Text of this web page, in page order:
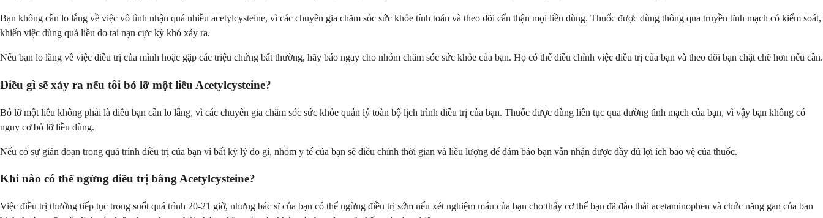
Bạn không cần lo lắng về việc vô tình nhận quá nhiều acetylcysteine, vì các chuyên gia chăm sóc sức khỏe tính toán và theo dõi cẩn thận mọi liều dùng. Thuốc được dùng thông qua truyền tĩnh mạch có kiểm soát,
khiến việc dùng quá liều do tai nạn cực kỳ khó xảy ra.
Nếu bạn lo lắng về việc điều trị của mình hoặc gặp các triệu chứng bất thường, hãy báo ngay cho nhóm chăm sóc sức khỏe của bạn. Họ có thể điều chỉnh việc điều trị của bạn và theo dõi bạn chặt chẽ hơn nếu cần.
Điều gì sẽ xảy ra nếu tôi bỏ lỡ một liều Acetylcysteine?
Bỏ lỡ một liều không phải là điều bạn cần lo lắng, vì các chuyên gia chăm sóc sức khỏe quản lý toàn bộ lịch trình điều trị của bạn. Thuốc được dùng liên tục qua đường tĩnh mạch của bạn, vì vậy bạn không có
nguy cơ bỏ lỡ liều dùng.
Nếu có sự gián đoạn trong quá trình điều trị của bạn vì bất kỳ lý do gì, nhóm y tế của bạn sẽ điều chỉnh thời gian và liều lượng để đảm bảo bạn vẫn nhận được đầy đủ lợi ích bảo vệ của thuốc.
Khi nào có thể ngừng điều trị bằng Acetylcysteine?
Việc điều trị thường tiếp tục trong suốt quá trình 20-21 giờ, nhưng bác sĩ của bạn có thể ngừng điều trị sớm nếu xét nghiệm máu của bạn cho thấy cơ thể bạn đã đào thải acetaminophen và chức năng gan của bạn